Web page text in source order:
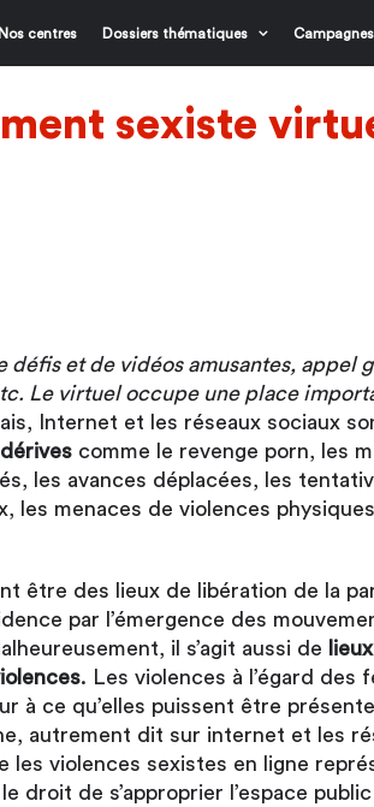
Nos centres Dossiers thématiques Campagnes
sexiste
défis et de vidéos amusantes, appel
Le virtuel occupe une place
Internet et les réseaux sociaux
comme le revenge porn, les
les avances déplacées, les
les menaces de violences
être des lieux de libération de la
par l’émergence des
il s’agit aussi de
. Les violences à l’égard des
à ce qu’elles puissent être
autrement dit sur internet et les
les violences sexistes en ligne
droit de s’approprier l’espace public